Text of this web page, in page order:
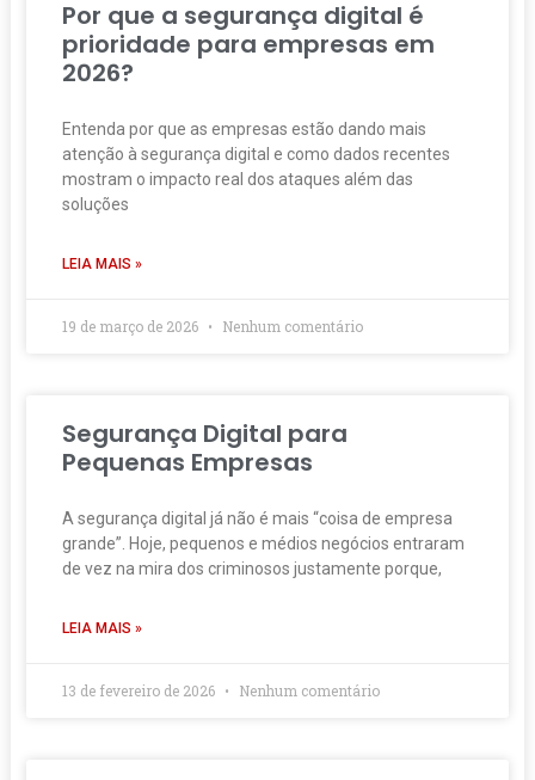
Por que a segurança digital é
prioridade para empresas em
2026?
Entenda por que as empresas estão dando mais
atenção à segurança digital e como dados recentes
mostram o impacto real dos ataques além das
soluções
LEIA MAIS »
19 de março de 2026 Nenhum comentário
Segurança Digital para
Pequenas Empresas
A segurança digital já não é mais “coisa de empresa
grande”. Hoje, pequenos e médios negócios entraram
de vez na mira dos criminosos justamente porque,
LEIA MAIS »
13 de fevereiro de 2026 Nenhum comentário